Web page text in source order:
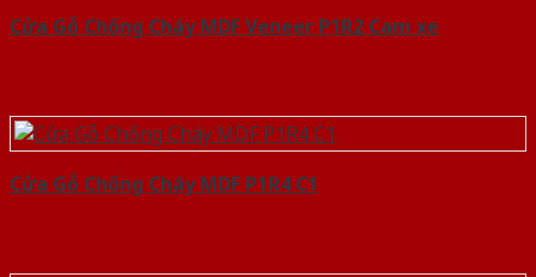
Cửa Gỗ Chống Cháy MDF Veneer P1R2 Cam xe
Cửa Gỗ Chống Cháy MDF P1R4 C1